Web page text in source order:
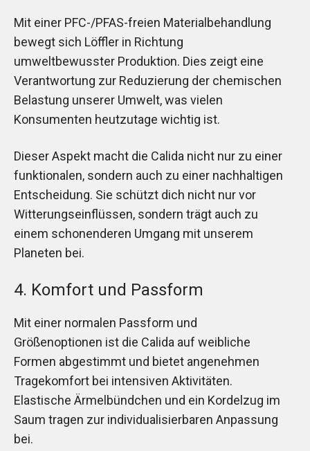
Mit einer PFC-/PFAS-freien Materialbehandlung
bewegt sich Löffler in Richtung
umweltbewusster Produktion. Dies zeigt eine
Verantwortung zur Reduzierung der chemischen
Belastung unserer Umwelt, was vielen
Konsumenten heutzutage wichtig ist.
Dieser Aspekt macht die Calida nicht nur zu einer
funktionalen, sondern auch zu einer nachhaltigen
Entscheidung. Sie schützt dich nicht nur vor
Witterungseinflüssen, sondern trägt auch zu
einem schonenderen Umgang mit unserem
Planeten bei.
4. Komfort und Passform
Mit einer normalen Passform und
Größenoptionen ist die Calida auf weibliche
Formen abgestimmt und bietet angenehmen
Tragekomfort bei intensiven Aktivitäten.
Elastische Ärmelbündchen und ein Kordelzug im
Saum tragen zur individualisierbaren Anpassung
bei.